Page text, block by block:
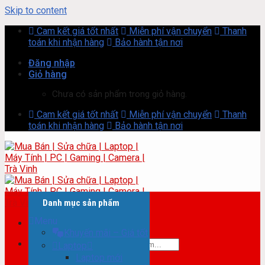
Skip to content
Cam kết giá tốt nhất
Miễn phí vận chuyển
Thanh
toán khi nhận hàng
Bảo hành tận nơi
Đăng nhập
Giỏ hàng
Chưa có sản phẩm trong giỏ hàng.
Cam kết giá tốt nhất Miễn phí vận chuyển
Thanh
toán khi nhận hàng
Bảo hành tận nơi
Tìm kiếm:
Danh mục sản phẩm